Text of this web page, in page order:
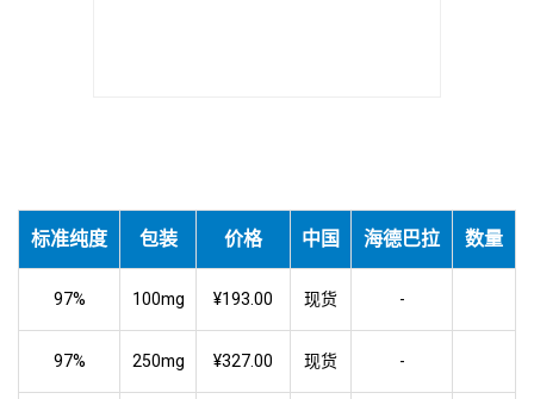
标准纯度 包装 价格 中国 海德巴拉 数量
97% 100mg ¥193.00 现货 -
97% 250mg ¥327.00 现货 -